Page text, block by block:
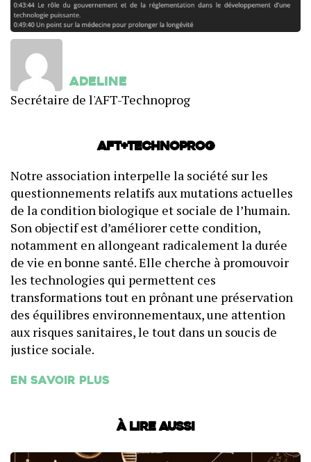
adeline
Secrétaire de l'AFT-Technoprog
AFT+Technoprog
Notre association interpelle la société sur les
questionnements relatifs aux mutations actuelles
de la condition biologique et sociale de l’humain.
Son objectif est d’améliorer cette condition,
notamment en allongeant radicalement la durée
de vie en bonne santé. Elle cherche à promouvoir
les technologies qui permettent ces
transformations tout en prônant une préservation
des équilibres environnementaux, une attention
aux risques sanitaires, le tout dans un soucis de
justice sociale.
En savoir plus
À lire aussi